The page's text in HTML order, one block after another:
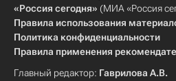
«Россия сегодня» (МИА «Россия
Правила использования
Политика конфиденциальности
Правила применения
Главный редактор: Гаврилова А.В.